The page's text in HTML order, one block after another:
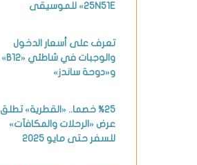
25N51E» للموسيقى
تعرف على أسعار الدخول
والوجبات في شاطئي «B12»
و«دوحة ساندز»
%25 خصما.. «القطرية» تطلق
عرض «الرحلات والمكافآت»
للسفر حتى مايو 2025